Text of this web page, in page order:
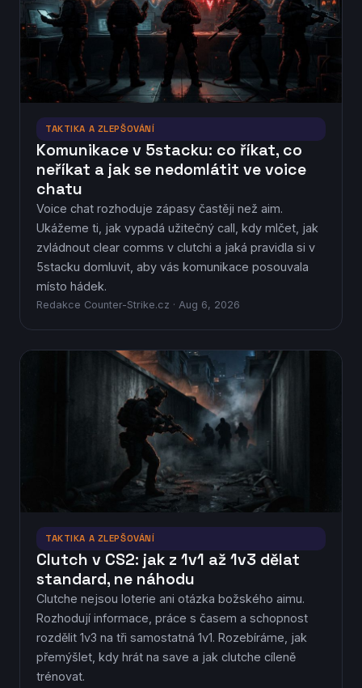
TAKTIKA A ZLEPŠOVÁNÍ
Komunikace v 5stacku: co říkat, co
neříkat a jak se nedomlátit ve voice
chatu
Voice chat rozhoduje zápasy častěji než aim.
Ukážeme ti, jak vypadá užitečný call, kdy mlčet, jak
zvládnout clear comms v clutchi a jaká pravidla si v
5stacku domluvit, aby vás komunikace posouvala
místo hádek.
Redakce Counter-Strike.cz · Aug 6, 2026
TAKTIKA A ZLEPŠOVÁNÍ
Clutch v CS2: jak z 1v1 až 1v3 dělat
standard, ne náhodu
Clutche nejsou loterie ani otázka božského aimu.
Rozhodují informace, práce s časem a schopnost
rozdělit 1v3 na tři samostatná 1v1. Rozebíráme, jak
přemýšlet, kdy hrát na save a jak clutche cíleně
trénovat.